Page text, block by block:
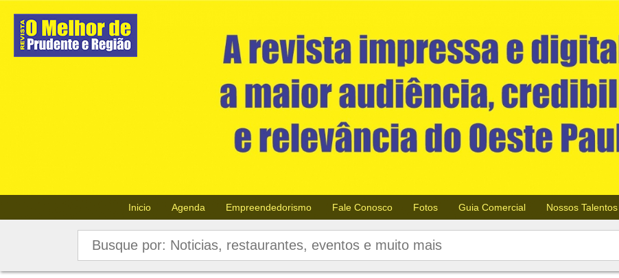
Inicio Agenda Empreendedorismo Fale Conosco Fotos Guia Comercial Nossos Talentos